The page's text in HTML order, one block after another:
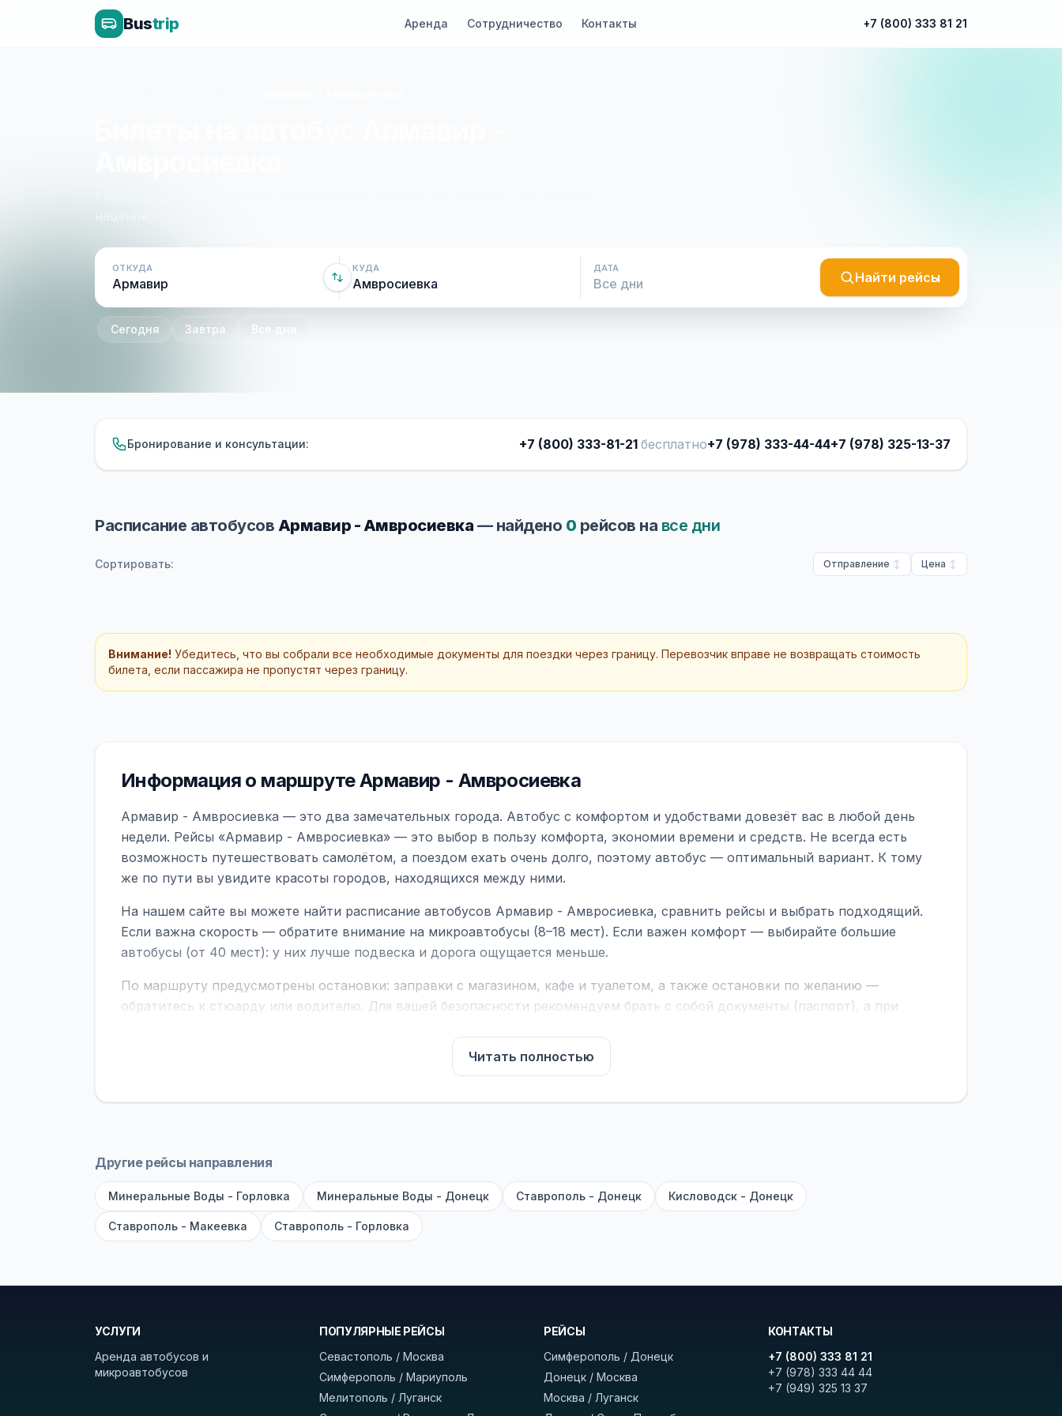
Bustrip Аренда Сотрудничество Контакты +7 (800) 333 81 21
ОТКУДА КУДА ДАТА
Найти рейсы
Сегодня Завтра Все дни
Бронирование и консультации: +7 (800) 333-81-21 бесплатно+7 (978) 333-44-44+7 (978) 325-13-37
Расписание автобусов Армавир - Амвросиевка — найдено 0 рейсов на все дни
Сортировать: Отправление Цена
Внимание! Убедитесь, что вы собрали все необходимые документы для поездки через границу. Перевозчик вправе не возвращать стоимость
билета, если пассажира не пропустят через границу.
Информация о маршруте Армавир - Амвросиевка
Армавир - Амвросиевка — это два замечательных города. Автобус с комфортом и удобствами довезёт вас в любой день
недели. Рейсы «Армавир - Амвросиевка» — это выбор в пользу комфорта, экономии времени и средств. Не всегда есть
возможность путешествовать самолётом, а поездом ехать очень долго, поэтому автобус — оптимальный вариант. К тому
же по пути вы увидите красоты городов, находящихся между ними.
На нашем сайте вы можете найти расписание автобусов Армавир - Амвросиевка, сравнить рейсы и выбрать подходящий.
Если важна скорость — обратите внимание на микроавтобусы (8–18 мест). Если важен комфорт — выбирайте большие
автобусы (от 40 мест): у них лучше подвеска и дорога ощущается меньше.
По маршруту предусмотрены остановки: заправки с магазином, кафе и туалетом, а также остановки по желанию —
обратитесь к стюарду или водителю. Для вашей безопасности рекомендуем брать с собой документы (паспорт), а при
В автобусах есть всё необходимое для комфортной поездки: регулировка сидений, кондиционер, отопление, зарядка
устройств, вода, пледы. На больших автобусах работают стюарды. У нас
оплата производится только при посадке, печатать билет заранее не нужно.
рейсов вы увидите время выезда, место посадки, время и место прибытия, время в пути и цену. Кнопка «Детали рейса»
Удачных поездок! С уважением, командаBUSTRIP.PRO
Читать полностью
Другие рейсы направления
Минеральные Воды - Горловка Минеральные Воды - Донецк Ставрополь - Донецк Кисловодск - Донецк
Ставрополь - Макеевка Ставрополь - Горловка
УСЛУГИ
Аренда автобусов и
микроавтобусов
ПОПУЛЯРНЫЕ РЕЙСЫ
Севастополь / Москва
Симферополь / Мариуполь
Мелитополь / Луганск
РЕЙСЫ
Симферополь / Донецк
Донецк / Москва
Москва / Луганск
КОНТАКТЫ
+7 (800) 333 81 21
+7 (978) 333 44 44
+7 (949) 325 13 37